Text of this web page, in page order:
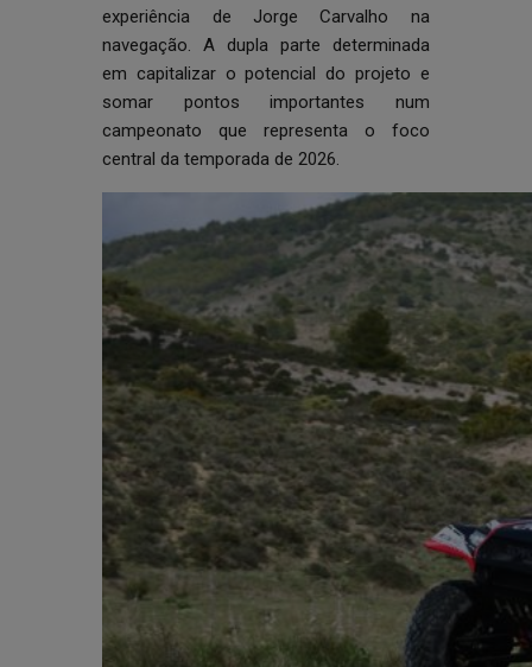
experiência de Jorge Carvalho na
navegação. A dupla parte determinada
em capitalizar o potencial do projeto e
somar pontos importantes num
campeonato que representa o foco
central da temporada de 2026.